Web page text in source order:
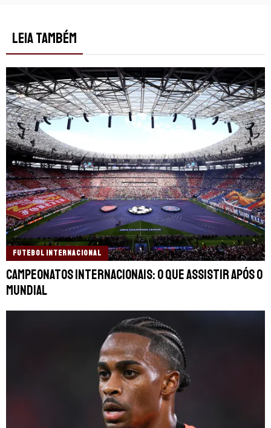
LEIA TAMBÉM
FUTEBOL INTERNACIONAL
Campeonatos internacionais: o que assistir após o
Mundial